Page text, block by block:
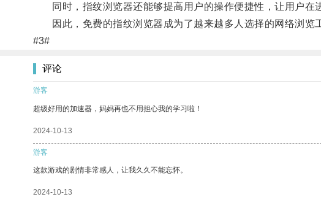
同时，指纹浏览器还能够提高用户的操作便捷性，让用户在
因此，免费的指纹浏览器成为了越来越多人选择的网络浏览
#3#
评论
游客
超级好用的加速器，妈妈再也不用担心我的学习啦！
2024-10-13
游客
这款游戏的剧情非常感人，让我久久不能忘怀。
2024-10-13